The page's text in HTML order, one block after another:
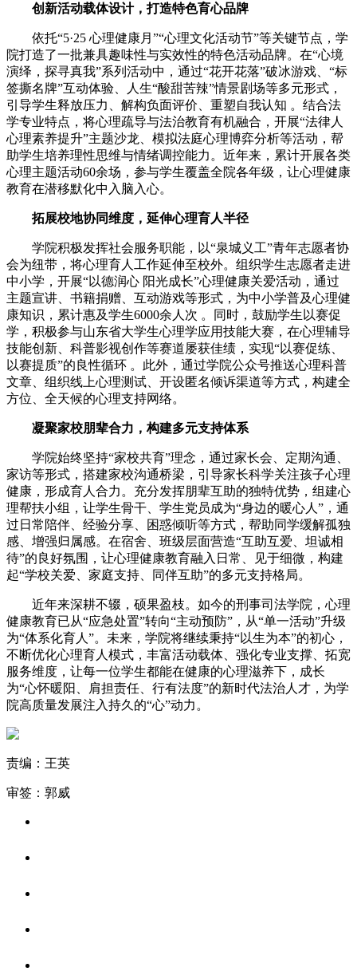
创新活动载体设计，打造特色育心品牌
依托“5·25 心理健康月”“心理文化活动节”等关键节点，学
院打造了一批兼具趣味性与实效性的特色活动品牌。在“心境
演绎，探寻真我”系列活动中，通过“花开花落”破冰游戏、“标
签撕名牌”互动体验、人生“酸甜苦辣”情景剧场等多元形式，
引导学生释放压力、解构负面评价、重塑自我认知 。结合法
学专业特点，将心理疏导与法治教育有机融合，开展“法律人
心理素养提升”主题沙龙、模拟法庭心理博弈分析等活动，帮
助学生培养理性思维与情绪调控能力。近年来，累计开展各类
心理主题活动60余场，参与学生覆盖全院各年级，让心理健康
教育在潜移默化中入脑入心。
拓展校地协同维度，延伸心理育人半径
学院积极发挥社会服务职能，以“泉城义工”青年志愿者协
会为纽带，将心理育人工作延伸至校外。组织学生志愿者走进
中小学，开展“以德润心 阳光成长”心理健康关爱活动，通过
主题宣讲、书籍捐赠、互动游戏等形式，为中小学普及心理健
康知识，累计惠及学生6000余人次 。同时，鼓励学生以赛促
学，积极参与山东省大学生心理学应用技能大赛，在心理辅导
技能创新、科普影视创作等赛道屡获佳绩，实现“以赛促练、
以赛提质”的良性循环 。此外，通过学院公众号推送心理科普
文章、组织线上心理测试、开设匿名倾诉渠道等方式，构建全
方位、全天候的心理支持网络。
凝聚家校朋辈合力，构建多元支持体系
学院始终坚持“家校共育”理念，通过家长会、定期沟通、
家访等形式，搭建家校沟通桥梁，引导家长科学关注孩子心理
健康，形成育人合力。充分发挥朋辈互助的独特优势，组建心
理帮扶小组，让学生骨干、学生党员成为“身边的暖心人”，通
过日常陪伴、经验分享、困惑倾听等方式，帮助同学缓解孤独
感、增强归属感。在宿舍、班级层面营造“互助互爱、坦诚相
待”的良好氛围，让心理健康教育融入日常、见于细微，构建
起“学校关爱、家庭支持、同伴互助”的多元支持格局。
近年来深耕不辍，硕果盈枝。如今的刑事司法学院，心理
健康教育已从“应急处置”转向“主动预防”，从“单一活动”升级
为“体系化育人”。未来，学院将继续秉持“以生为本”的初心，
不断优化心理育人模式，丰富活动载体、强化专业支撑、拓宽
服务维度，让每一位学生都能在健康的心理滋养下，成长
为“心怀暖阳、肩担责任、行有法度”的新时代法治人才，为学
院高质量发展注入持久的“心”动力。
责编：王英
审签：郭威